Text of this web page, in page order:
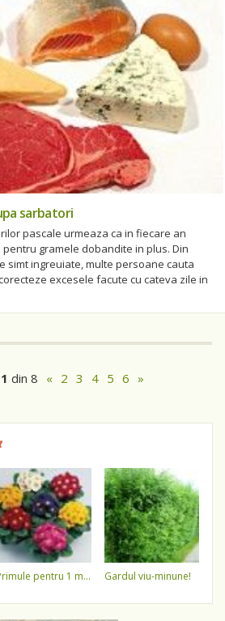
sarbatori
pascale urmeaza ca in fiecare an
gramele dobandite in plus. Din
simt ingreuiate, multe persoane cauta
excesele facute cu cateva zile in
1 din 8 « 2 3 4 5 6 »
primule pentru 1 martie 3,5 lei / ghiveci !!!! gardul viu-minune!